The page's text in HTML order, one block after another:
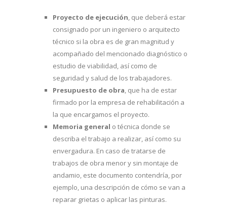
Proyecto de ejecución, que deberá estar
consignado por un ingeniero o arquitecto
técnico si la obra es de gran magnitud y
acompañado del mencionado diagnóstico o
estudio de viabilidad, así como de
seguridad y salud de los trabajadores.
Presupuesto de obra, que ha de estar
firmado por la empresa de rehabilitación a
la que encargamos el proyecto.
Memoria general o técnica donde se
describa el trabajo a realizar, así como su
envergadura. En caso de tratarse de
trabajos de obra menor y sin montaje de
andamio, este documento contendría, por
ejemplo, una descripción de cómo se van a
reparar grietas o aplicar las pinturas.